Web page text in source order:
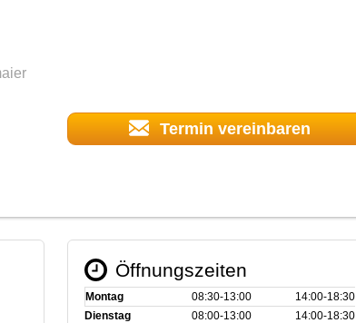
Termin vereinbaren
Öffnungszeiten
Montag 08:30‑13:00
14:00‑18:30
Dienstag
08:00‑13:00
14:00‑18:30